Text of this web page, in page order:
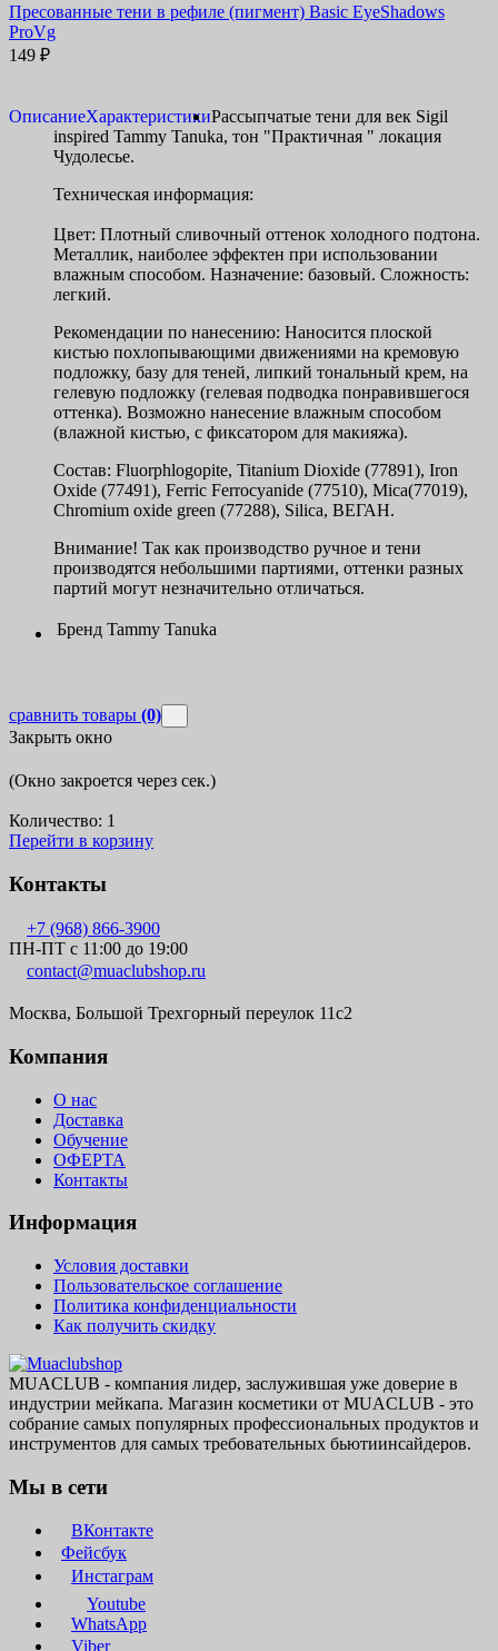
Пресованные тени в рефиле (пигмент) Basic EyeShadows
ProVg
149 ₽
ОписаниеХарактеристикиРассыпчатые тени для век Sigil
inspired Tammy Tanuka, тон "Практичная " локация
Чудолесье.
Техническая информация:
Цвет: Плотный сливочный оттенок холодного подтона.
Металлик, наиболее эффектен при использовании
влажным способом. Назначение: базовый. Сложность:
легкий.
Рекомендации по нанесению: Наносится плоской
кистью похлопывающими движениями на кремовую
подложку, базу для теней, липкий тональный крем, на
гелевую подложку (гелевая подводка понравившегося
оттенка). Возможно нанесение влажным способом
(влажной кистью, с фиксатором для макияжа).
Состав: Fluorphlogopite, Titanium Dioxide (77891), Iron
Oxide (77491), Ferric Ferrocyanide (77510), Mica(77019),
Chromium oxide green (77288), Silica, ВЕГАН.
Внимание! Так как производство ручное и тени
производятся небольшими партиями, оттенки разных
партий могут незначительно отличаться.
Бренд Tammy Tanuka
сравнить товары (0)
Закрыть окно
(Окно закроется через сек.)
Количество: 1
Перейти в корзину
Контакты
+7 (968) 866-3900
ПН-ПТ с 11:00 до 19:00
contact@muaclubshop.ru
Москва, Большой Трехгорный переулок 11с2
Компания
О нас
Доставка
Обучение
ОФЕРТА
Контакты
Информация
Условия доставки
Пользовательское соглашение
Политика конфиденциальности
Как получить скидку
MUACLUB - компания лидер, заслужившая уже доверие в
индустрии мейкапа. Магазин косметики от MUACLUB - это
собрание самых популярных профессиональных продуктов и
инструментов для самых требовательных бьютиинсайдеров.
Мы в сети
ВКонтакте
Фейсбук
Инстаграм
Youtube
WhatsApp
Viber